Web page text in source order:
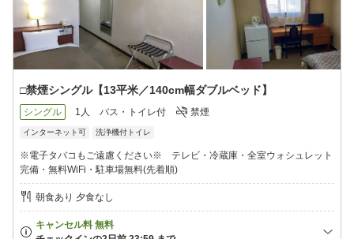
□禁煙シングル【13平米／140cm幅ダブルベッド】
シングル 1人 バス・トイレ付 禁煙
インターネット可 洗浄機付トイレ
※電子タバコもご遠慮ください※ テレビ・冷蔵庫・全室ウォシュレット
完備・無料WiFi・駐車場無料(先着順)
朝食あり 夕食なし